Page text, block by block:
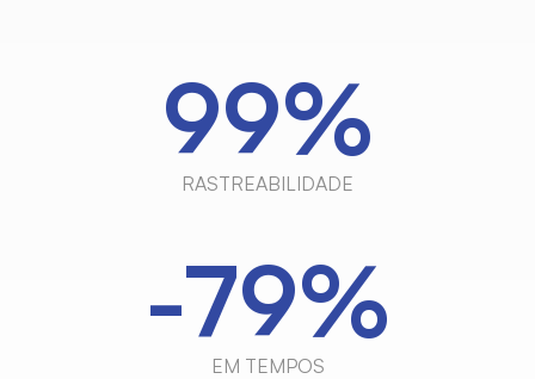
100%
RASTREABILIDADE
-80%
EM TEMPOS